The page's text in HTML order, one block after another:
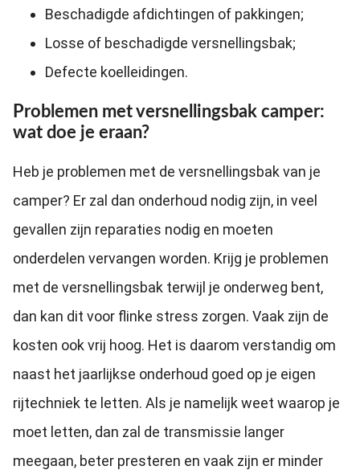
Beschadigde afdichtingen of pakkingen;
Losse of beschadigde versnellingsbak;
Defecte koelleidingen.
Problemen met versnellingsbak camper:
wat doe je eraan?
Heb je problemen met de versnellingsbak van je
camper? Er zal dan onderhoud nodig zijn, in veel
gevallen zijn reparaties nodig en moeten
onderdelen vervangen worden. Krijg je problemen
met de versnellingsbak terwijl je onderweg bent,
dan kan dit voor flinke stress zorgen. Vaak zijn de
kosten ook vrij hoog. Het is daarom verstandig om
naast het jaarlijkse onderhoud goed op je eigen
rijtechniek te letten. Als je namelijk weet waarop je
moet letten, dan zal de transmissie langer
meegaan, beter presteren en vaak zijn er minder